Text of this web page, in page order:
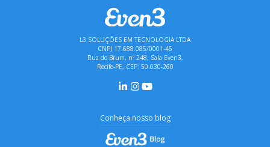
L3 SOLUÇÕES EM TECNOLOGIA LTDA
CNPJ 17.688.085/0001-45
Rua do Brum, nº 248, Sala Even3,
Recife-PE, CEP: 50.030-260
Conheça nosso blog